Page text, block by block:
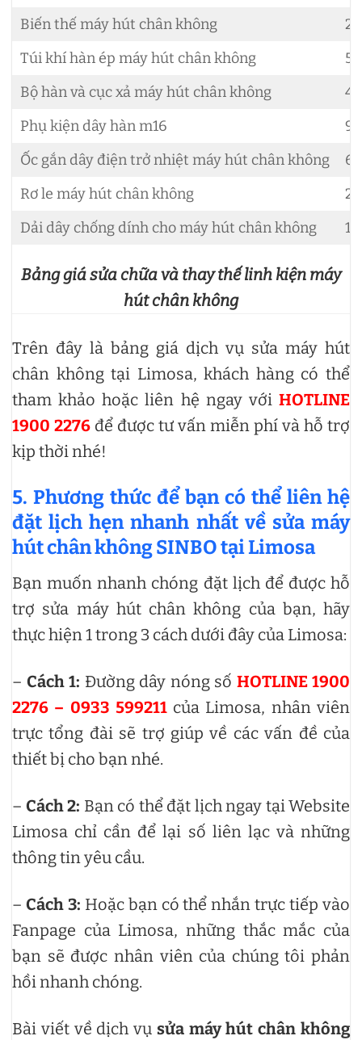
Biến thế máy hút chân không
Túi khí hàn ép máy hút chân không
Bộ hàn và cục xả máy hút chân không
Phụ kiện dây hàn m16
Ốc gắn dây điện trở nhiệt máy hút chân không
Rơ le máy hút chân không
Dải dây chống dính cho máy hút chân không
Bảng giá sửa chữa và thay thế linh kiện máy
hút chân không
Trên đây là bảng giá dịch vụ sửa máy hút
chân không tại Limosa, khách hàng có thể
tham khảo hoặc liên hệ ngay với HOTLINE
1900 2276 để được tư vấn miễn phí và hỗ trợ
kịp thời nhé!
5. Phương thức để bạn có thể liên hệ
đặt lịch hẹn nhanh nhất về sửa máy
hút chân không SINBO tại Limosa
Bạn muốn nhanh chóng đặt lịch để được hỗ
trợ sửa máy hút chân không của bạn, hãy
thực hiện 1 trong 3 cách dưới đây của Limosa:
– Cách 1: Đường dây nóng số HOTLINE 1900
2276 – 0933 599211của Limosa, nhân viên
trực tổng đài sẽ trợ giúp về các vấn đề của
thiết bị cho bạn nhé.
– Cách 2: Bạn có thể đặt lịch ngay tại Website
Limosa chỉ cần để lại số liên lạc và những
thông tin yêu cầu.
– Cách 3: Hoặc bạn có thể nhắn trực tiếp vào
Fanpage của Limosa, những thắc mắc của
bạn sẽ được nhân viên của chúng tôi phản
hồi nhanh chóng.
Bài viết về dịch vụ sửa máy hút chân không